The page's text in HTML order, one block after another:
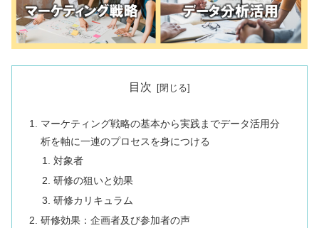
目次
マーケティング戦略の基本から実践までデータ活用分
析を軸に一連のプロセスを身につける
対象者
研修の狙いと効果
研修カリキュラム
研修効果：企画者及び参加者の声